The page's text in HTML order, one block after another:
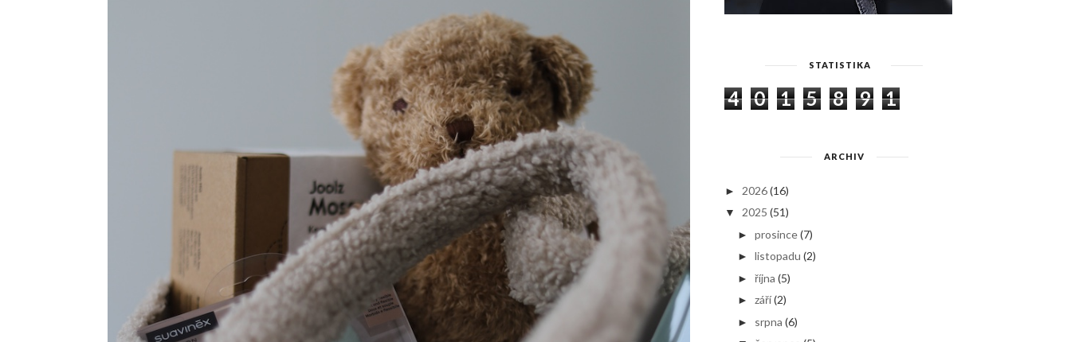
STATISTIKA
4 0 1 5 8 9 1
ARCHIV
► 2026 (16)
▼ 2025 (51)
►prosince(7)
►listopadu (2)
►října (5)
►září(2)
► srpna (6)